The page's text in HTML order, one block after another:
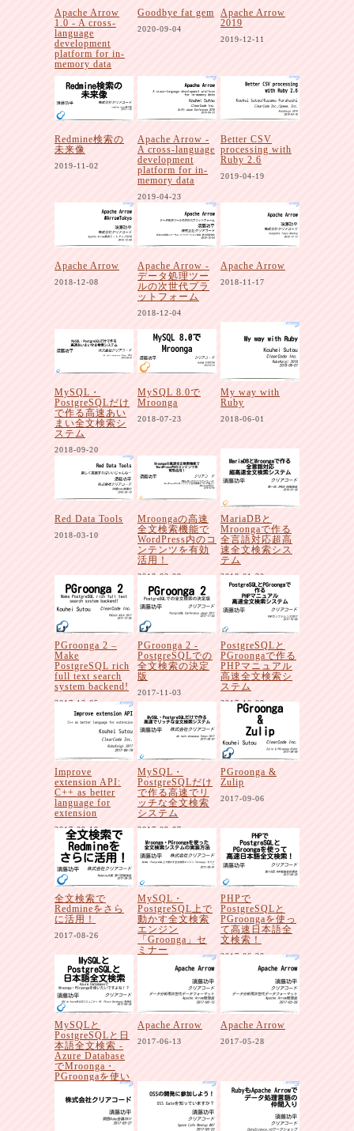
Apache Arrow
1.0 - A cross-
language
development
platform for in-
memory data
2020-10-30
Goodbye fat gem
2020-09-04
Apache Arrow
2019
2019-12-11
Redmine検索の
未来像
2019-11-02
Apache Arrow -
A cross-language
development
platform for in-
memory data
2019-04-23
Better CSV
processing with
Ruby 2.6
2019-04-19
Apache Arrow
2018-12-08
Apache Arrow -
データ処理ツー
ルの次世代プラ
ットフォーム
2018-12-04
Apache Arrow
2018-11-17
MySQL・
PostgreSQLだけ
で作る高速あい
まい全文検索シ
ステム
2018-09-20
MySQL 8.0で
Mroonga
2018-07-23
My way with
Ruby
2018-06-01
Red Data Tools
2018-03-10
Mroongaの高速
全文検索機能で
WordPress内のコ
ンテンツを有効
活用！
2018-02-09
MariaDBと
Mroongaで作る
全言語対応超高
速全文検索シス
テム
2018-01-30
PGroonga 2 –
Make
PostgreSQL rich
full text search
system backend!
2017-12-05
PGroonga 2 -
PostgreSQLでの
全文検索の決定
版
2017-11-03
PostgreSQLと
PGroongaで作る
PHPマニュアル
高速全文検索シ
ステム
2017-10-08
Improve
extension API:
C++ as better
language for
extension
2017-09-19
MySQL・
PostgreSQLだけ
で作る高速でリ
ッチな全文検索
システム
2017-09-07
PGroonga &
Zulip
2017-09-06
全文検索で
Redmineをさら
に活用！
2017-08-26
MySQL・
PostgreSQL上で
動かす全文検索
エンジン
「Groonga」セ
ミナー
2017-08-01
PHPで
PostgreSQLと
PGroongaを使っ
て高速日本語全
文検索！
2017-06-28
MySQLと
PostgreSQLと日
本語全文検索 -
Azure Database
でMroonga・
PGroongaを使い
ね！？
Apache Arrow
2017-06-13
Apache Arrow
2017-05-28